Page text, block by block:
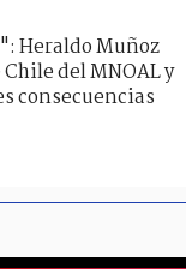
Heraldo Muñoz
del MNOAL y
consecuencias